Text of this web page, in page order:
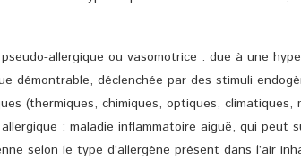
allergique ou vasomotrice : due à une
démontrable, déclenchée par des stimuli
(thermiques, chimiques, optiques, climatiques,
: maladie inflammatoire aiguë, qui peut
selon le type d’allergène présent dans l’air